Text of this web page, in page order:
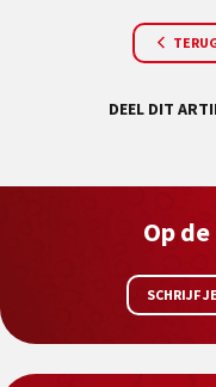
DEEL DIT
Op
SCHRIJF